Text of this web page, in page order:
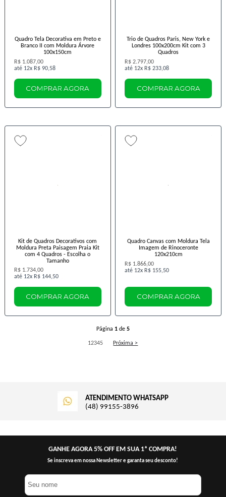
Quadro Tela Decorativa em Preto e
Branco II com Moldura Árvore
100x150cm
R$ 1.087,00
12x R$ 90,58
COMPRAR AGORA
Trio de Quadros Paris, New York e
Londres 100x200cm Kit com 3
Quadros
R$ 2.797,00
12x R$ 233,08
COMPRAR AGORA
Kit de Quadros Decorativos com
Moldura Preta Paisagem Praia Kit
com 4 Quadros - Escolha o
Tamanho
R$ 1.734,00
12x R$ 144,50
COMPRAR AGORA
Quadro Canvas com Moldura Tela
Imagem de Rinoceronte
120x210cm
R$ 1.866,00
12x R$ 155,50
COMPRAR AGORA
Página 1de 5
12345 Próxima >
ATENDIMENTO WHATSAPP
(48) 99155-3896
GANHE AGORA 5% OFF EM SUA 1ª COMPRA!
Se inscreva em nossa Newsletter e garanta seu desconto!